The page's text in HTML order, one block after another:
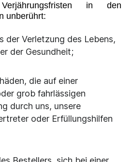
in den
unberührt:
der Verletzung des Lebens,
der Gesundheit;
die auf einer
grob fahrlässigen
durch uns, unsere
oder Erfüllungshilfen